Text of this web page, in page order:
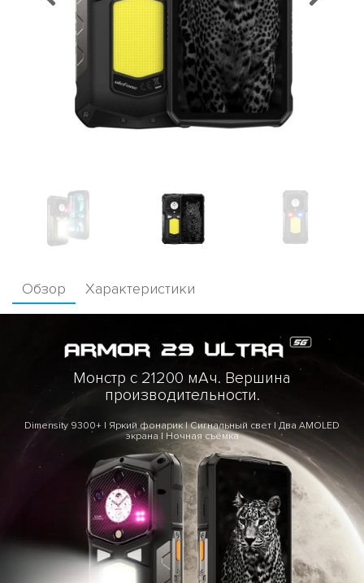
Обзор Характеристики
Монстр с 21200 мАч. Вершина
производительности.
Dimensity 9300+ | Яркий фонарик | Сигнальный свет | Два AMOLED
экрана | Ночная съёмка